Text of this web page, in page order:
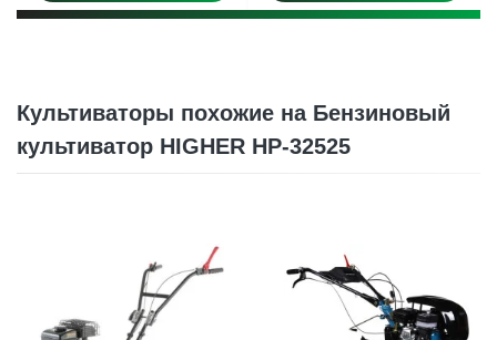
Культиваторы похожие на Бензиновый
культиватор HIGHER HP-32525